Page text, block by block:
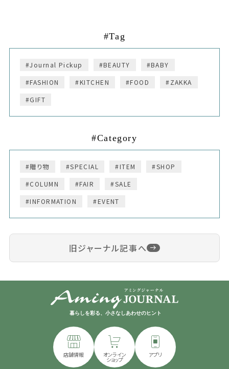
#Tag
#Journal Pickup #BEAUTY
#BABY
#FASHION
#KITCHEN #FOOD
#ZAKKA
#GIFT
#Category
#贈り物 #SPECIAL #ITEM
#SHOP
#COLUMN
#FAIR
#SALE
#INFORMATION
#EVENT
旧ジャーナル記事へ
暮らしを彩る、小さなしあわせのヒント
店舗情報 オンライン
ショップ
アプリ